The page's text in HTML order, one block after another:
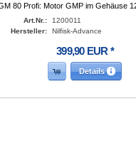
80 Profi: Motor GMP im Gehäuse
Art.Nr.:
1200011
Hersteller:
Nilfisk-Advance
399,90 EUR *
Details